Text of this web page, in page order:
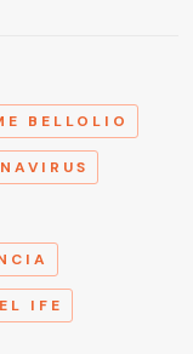
BELLOLIO
IFE